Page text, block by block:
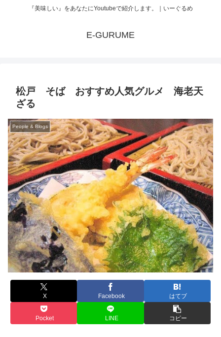
『美味しい』をあなたにYoutubeで紹介します。｜いーぐるめ
E-GURUME
松戸 そば おすすめ人気グルメ 海老天
ざる
People & Blogs
X Facebook はてブ
Pocket LINE コピー